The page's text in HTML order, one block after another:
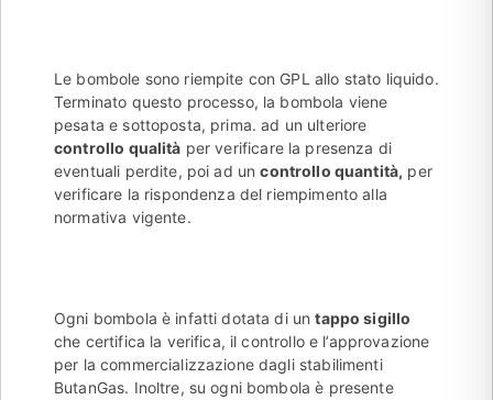
Le bombole sono riempite con GPL allo stato liquido.
Terminato questo processo, la bombola viene
pesata e sottoposta, prima. ad un ulteriore
controllo qualità per verificare la presenza di
eventuali perdite, poi ad uncontrollo quantità, per
verificare la rispondenza del riempimento alla
normativa vigente.
Ogni bombola è infatti dotata di untappo sigillo
che certifica la verifica, il controllo e l’approvazione
per la commercializzazione dagli stabilimenti
ButanGas. Inoltre, su ogni bombola è presente